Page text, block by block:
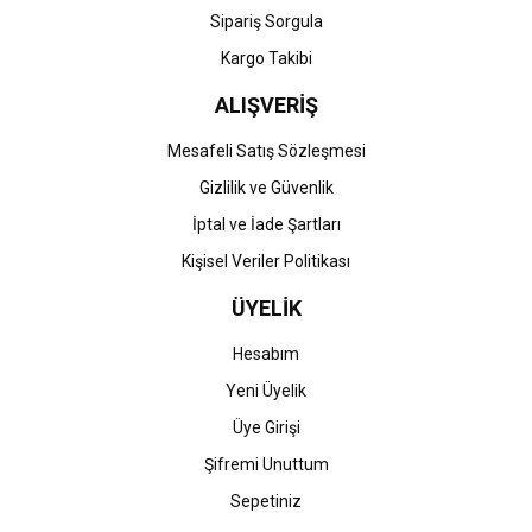
Gönder
Sipariş Sorgula
Kargo Takibi
ALIŞVERİŞ
Mesafeli Satış Sözleşmesi
Gizlilik ve Güvenlik
İptal ve İade Şartları
Kişisel Veriler Politikası
ÜYELİK
Hesabım
Yeni Üyelik
Üye Girişi
Şifremi Unuttum
Sepetiniz